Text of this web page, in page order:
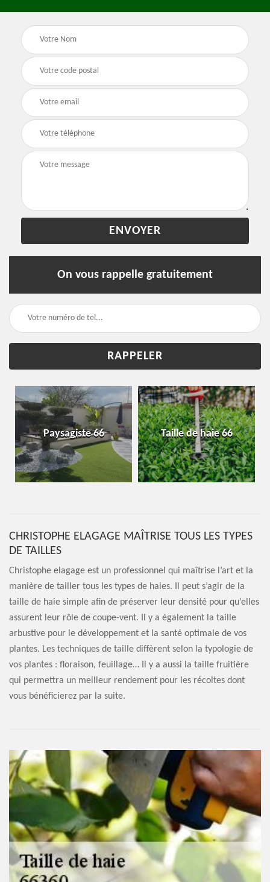
On vous rappelle gratuitement
Paysagiste 66 Taille de haie 66
CHRISTOPHE ELAGAGE MAÎTRISE TOUS LES TYPES
DE TAILLES
Christophe elagage est un professionnel qui maîtrise l’art et la
manière de tailler tous les types de haies. Il peut s’agir de la
taille de haie simple afin de préserver leur densité pour qu’elles
assurent leur rôle de coupe-vent. Il y a également la taille
arbustive pour le développement et la santé optimale de vos
plantes. Les techniques de taille diffèrent selon la typologie de
vos plantes : floraison, feuillage… Il y a aussi la taille fruitière
qui permettra un meilleur rendement pour les récoltes dont
vous bénéficierez par la suite.